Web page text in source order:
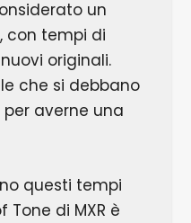
un
con tempi di
originali.
che si debbano
averne una
questi tempi
Tone di MXR è